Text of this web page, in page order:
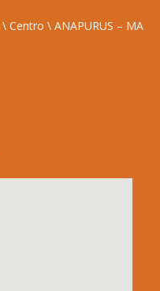
Centro \ ANAPURUS – MA